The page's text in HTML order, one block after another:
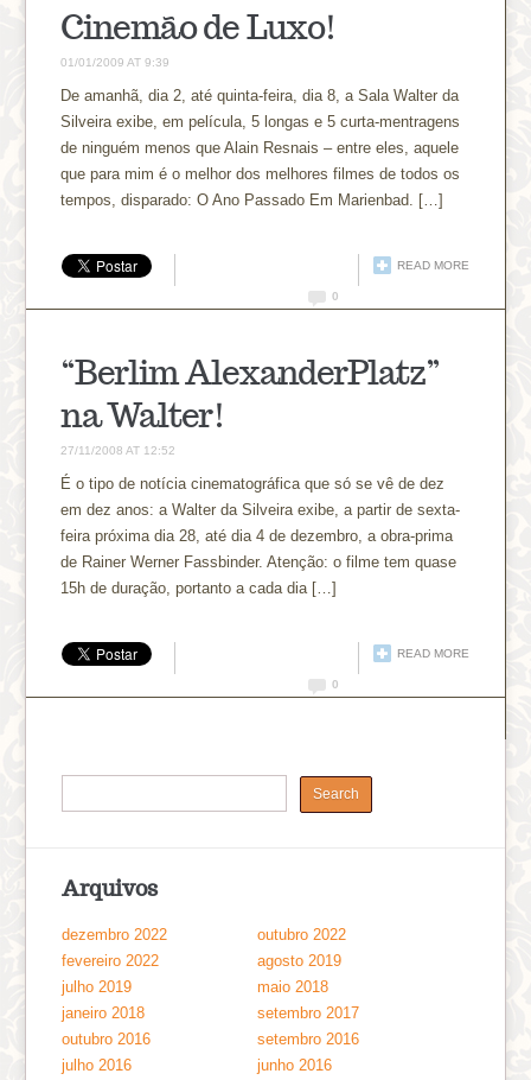
Cinemão de Luxo!
01/01/2009 AT 9:39
De amanhã, dia 2, até quinta-feira, dia 8, a Sala Walter da
Silveira exibe, em película, 5 longas e 5 curta-mentragens
de ninguém menos que Alain Resnais – entre eles, aquele
que para mim é o melhor dos melhores filmes de todos os
tempos, disparado: O Ano Passado Em Marienbad. […]
READ MORE
0
“Berlim AlexanderPlatz”
na Walter!
27/11/2008 AT 12:52
É o tipo de notícia cinematográfica que só se vê de dez
em dez anos: a Walter da Silveira exibe, a partir de sexta-
feira próxima dia 28, até dia 4 de dezembro, a obra-prima
de Rainer Werner Fassbinder. Atenção: o filme tem quase
15h de duração, portanto a cada dia […]
READ MORE
0
Arquivos
dezembro 2022
outubro 2022
fevereiro 2022
agosto 2019
julho 2019
maio 2018
janeiro 2018
setembro 2017
outubro 2016
setembro 2016
julho 2016
junho 2016